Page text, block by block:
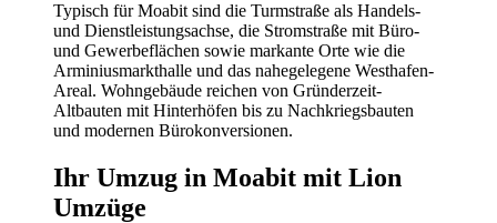
Typisch für Moabit sind die Turmstraße als Handels-
und Dienstleistungsachse, die Stromstraße mit Büro-
und Gewerbeflächen sowie markante Orte wie die
Arminiusmarkthalle und das nahegelegene Westhafen-
Areal. Wohngebäude reichen von Gründerzeit-
Altbauten mit Hinterhöfen bis zu Nachkriegsbauten
und modernen Bürokonversionen.
Ihr Umzug in Moabit mit Lion
Umzüge